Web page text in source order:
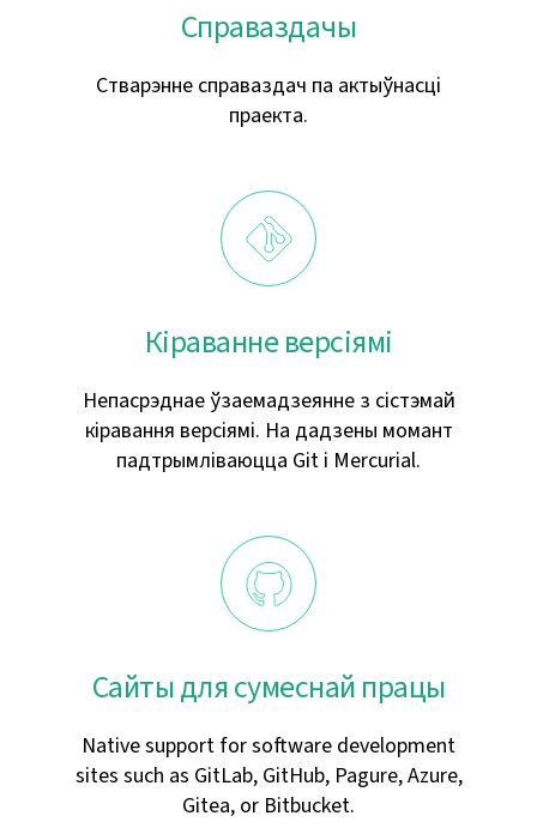
Справаздачы
Стварэнне справаздач па актыўнасці
праекта.
Кіраванне версіямі
Непасрэднае ўзаемадзеянне з сістэмай
кіравання версіямі. На дадзены момант
падтрымліваюцца Git і Mercurial.
Сайты для сумеснай працы
Native support for software development
sites such as GitLab, GitHub, Pagure, Azure,
Gitea, or Bitbucket.